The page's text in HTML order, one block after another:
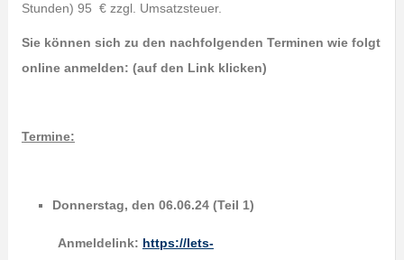
Stunden) 95 € zzgl. Umsatzsteuer.
Sie können sich zu den nachfolgenden Terminen wie folgt
online anmelden: (auf den Link klicken)
Termine:
Donnerstag, den 06.06.24 (Teil 1)
Anmeldelink: https://lets-